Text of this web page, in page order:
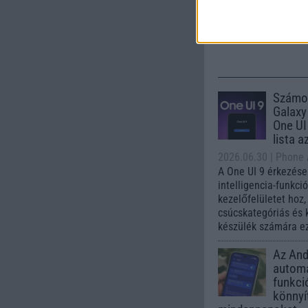
One
lista
2026.06.30
|
A One UI 9
intelligencia-
kezelőfelületet
csúcskategóriás és
készülék számára
Az